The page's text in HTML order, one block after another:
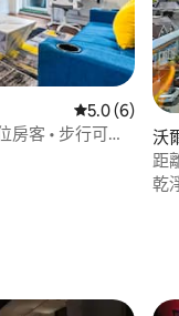
分 5 分）從 6 則評價中
5.0 (6)
房客 • 步行可抵
沃
距
乾